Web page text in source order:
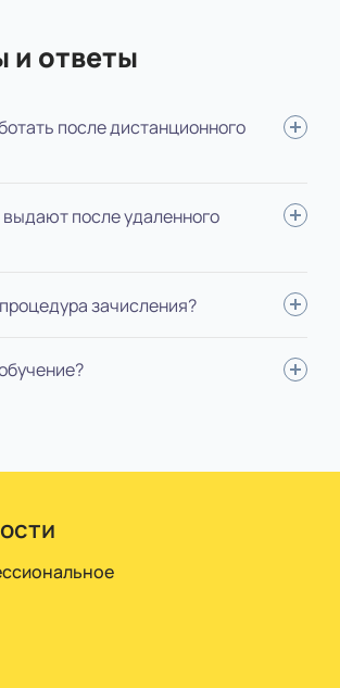
и ответы
после дистанционного
или позиции помощника, например,
зал или выполнять поручения
после удаленного
государственного образца.
зачисления?
оплатить год или семестр,
на обучение. Без экзаменов, без
расписанию, со всеми необходимыми